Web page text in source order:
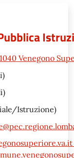
Venegono
Istruzione)